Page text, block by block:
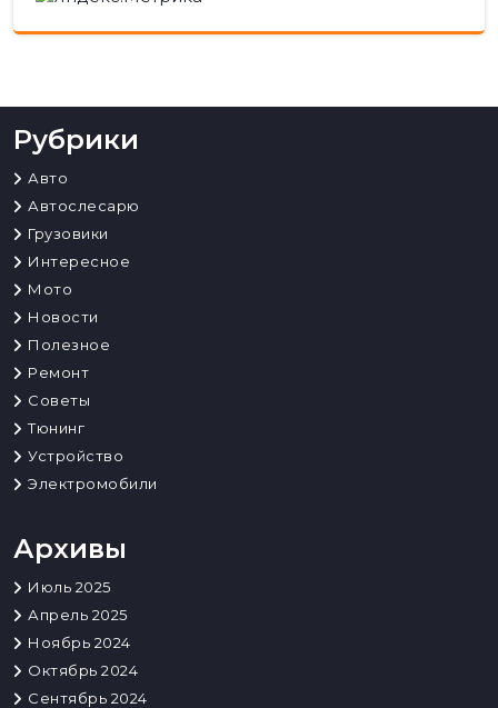
Рубрики
Авто
Автослесарю
Грузовики
Интересное
Мото
Новости
Полезное
Ремонт
Советы
Тюнинг
Устройство
Электромобили
Архивы
Июль 2025
Апрель 2025
Ноябрь 2024
Октябрь 2024
Сентябрь 2024